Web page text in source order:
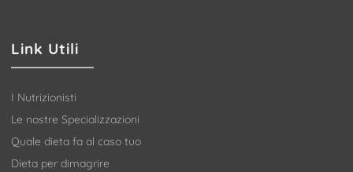
Link Utili
I Nutrizionisti
Le nostre Specializzazioni
Quale dieta fa al caso tuo
Dieta per dimagrire